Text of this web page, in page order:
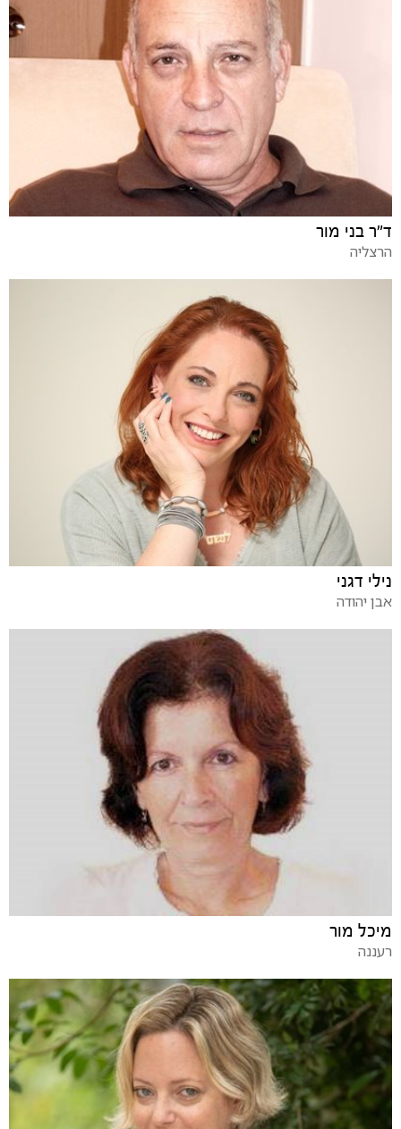
ד"ר בני מור
הרצליה
נילי דגני
אבן יהודה
מיכל מור
רעננה